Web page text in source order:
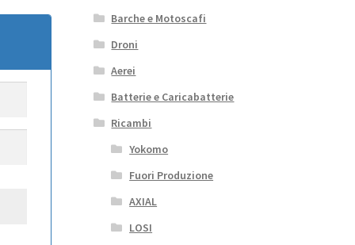
Barche e Motoscafi
Droni
Aerei
Batterie e Caricabatterie
Ricambi
Yokomo
Fuori Produzione
AXIAL
LOSI